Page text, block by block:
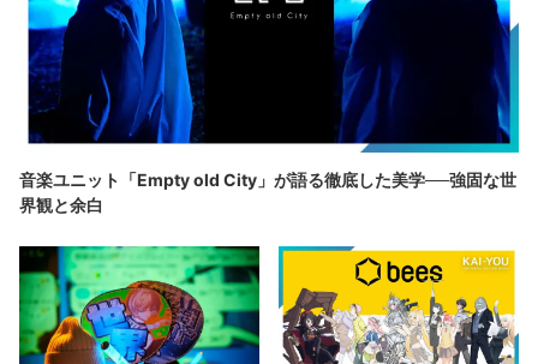
音楽ユニット「Empty old City」が語る徹底した美学──強固な世
界観と余白